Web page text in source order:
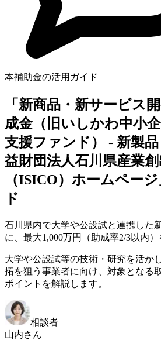
本補助金の活用ガイド
「新商品・新サービス
成金（旧いしかわ中小
支援ファンド） - 新製
益財団法人石川県産業
（ISICO）ホームペー
ド
石川県内で大学や公設試と連携した
に、最大1,000万円（助成率2/3以内）
大学や公設試等の技術・研究を活か
拓を狙う事業者に向け、対象となる
ポイントを解説します。
相談者
山内さん